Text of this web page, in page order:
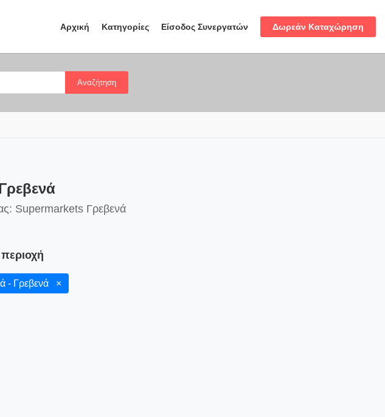
Αρχική Κατηγορίες Είσοδος Συνεργατών Δωρεάν Καταχώρηση
Αναζήτηση
Supermarkets Γρεβενά
- Γρεβενά ×